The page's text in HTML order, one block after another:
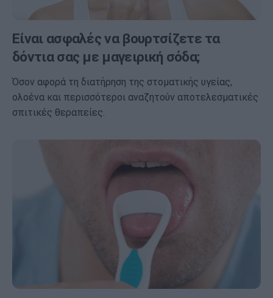
Είναι ασφαλές να βουρτσίζετε τα
δόντια σας με μαγειρική σόδα;
Όσον αφορά τη διατήρηση της στοματικής υγείας,
ολοένα και περισσότεροι αναζητούν αποτελεσματικές
σπιτικές θεραπείες.